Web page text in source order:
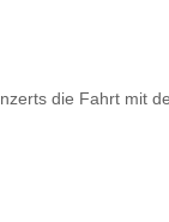
die Fahrt mit